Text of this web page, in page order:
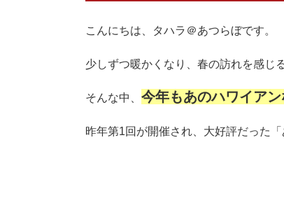
こんにちは、タハラ＠あつらぼです。
少しずつ暖かくなり、春の訪れを感じ
そんな中、 今年もあのハワイア
昨年第1回が開催され、大好評だった